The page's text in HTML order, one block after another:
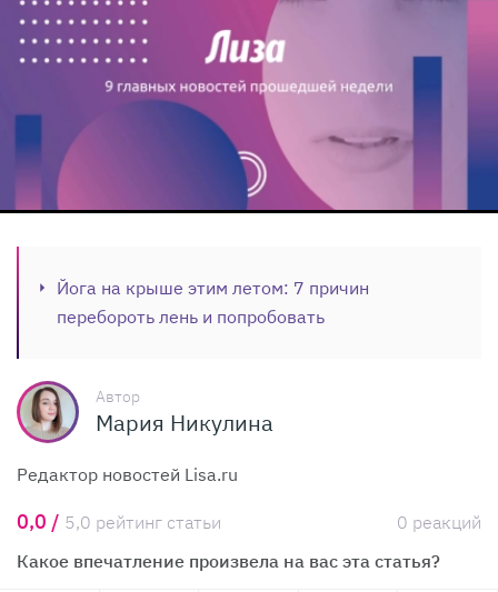
Йога на крыше этим летом: 7 причин
перебороть лень и попробовать
Автор
Мария Никулина
Редактор новостей Lisa.ru
0,0 / 5,0 рейтинг статьи
0 реакций
Какое впечатление произвела на вас эта статья?